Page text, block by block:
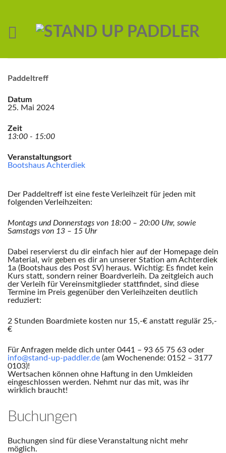
Paddeltreff
Datum
25. Mai 2024
Zeit
13:00 - 15:00
Veranstaltungsort
Bootshaus Achterdiek
Der Paddeltreff ist eine feste Verleihzeit für jeden mit
folgenden Verleihzeiten:
Montags und Donnerstags von 18:00 – 20:00 Uhr, sowie
Samstags von 13 – 15 Uhr
Dabei reservierst du dir einfach hier auf der Homepage dein
Material, wir geben es dir an unserer Station am Achterdiek
1a (Bootshaus des Post SV) heraus. Wichtig: Es findet kein
Kurs statt, sondern reiner Boardverleih. Da zeitgleich auch
der Verleih für Vereinsmitglieder stattfindet, sind diese
Termine im Preis gegenüber den Verleihzeiten deutlich
reduziert:
2 Stunden Boardmiete kosten nur 15,-€ anstatt regulär 25,-
€
Für Anfragen melde dich unter 0441 – 93 65 75 63 oder
info@stand-up-paddler.de (am Wochenende: 0152 – 3177
0103)!
Wertsachen können ohne Haftung in den Umkleiden
eingeschlossen werden. Nehmt nur das mit, was ihr
wirklich braucht!
Buchungen
Buchungen sind für diese Veranstaltung nicht mehr
möglich.